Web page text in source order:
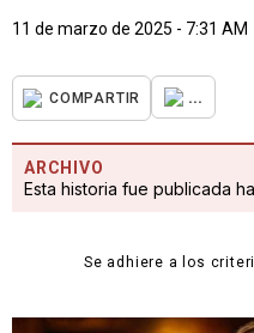
11 de marzo de 2025 - 7:31 AM
COMPARTIR ...
ARCHIVO
Esta historia fue publicada
Se adhiere a los